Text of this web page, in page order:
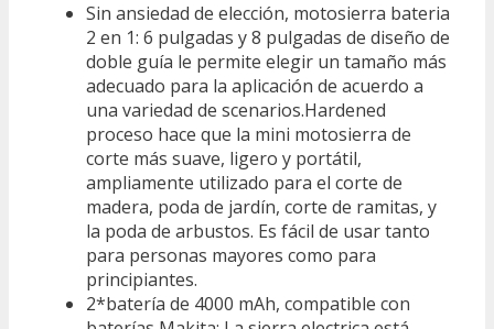
Sin ansiedad de elección, motosierra bateria
2 en 1: 6 pulgadas y 8 pulgadas de diseño de
doble guía le permite elegir un tamaño más
adecuado para la aplicación de acuerdo a
una variedad de scenarios.Hardened
proceso hace que la mini motosierra de
corte más suave, ligero y portátil,
ampliamente utilizado para el corte de
madera, poda de jardín, corte de ramitas, y
la poda de arbustos. Es fácil de usar tanto
para personas mayores como para
principiantes.
2*batería de 4000 mAh, compatible con